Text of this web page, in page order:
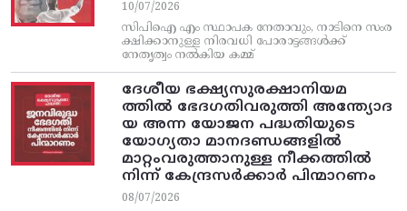
10/07/2026
സിപിഐ എം സ്ഥാപക നേതാവും, നാടിനെ സംര
ക്ഷിക്കാനുള്ള നിരവധി പോരാട്ടങ്ങള്‍ക്ക്‌
നേതൃത്വം നല്‍കിയ കമ്മ്
ദേശീയ ഭക്ഷ്യസുരക്ഷാനിയമ
ത്തിൽ ഭേദഗതിവരുത്തി അന്ത്യോദ
യ അന്ന യോജന പദ്ധതിയുടെ
യോഗ്യതാ മാനദണ്ഡങ്ങളിൽ
മാറ്റംവരുത്താനുള്ള നീക്കത്തിൽ
നിന്ന്‌ കേന്ദ്രസർക്കാർ പിന്മാറണം
08/07/2026